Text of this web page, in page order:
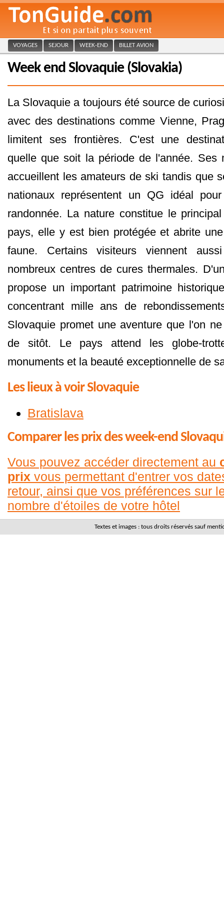
VOYAGES SEJOUR WEEK-END BILLET AVION
Week end Slovaquie (Slovakia)
La Slovaquie a toujours été source de
avec des destinations comme Vienne,
limitent ses frontières. C'est une
quelle que soit la période de l'année. Ses
accueillent les amateurs de ski tandis que
nationaux représentent un QG idéal
randonnée. La nature constitue le
pays, elle y est bien protégée et abrite
faune. Certains visiteurs viennent
nombreux centres de cures thermales.
propose un important patrimoine
concentrant mille ans de
Slovaquie promet une aventure que l'on
de sitôt. Le pays attend les globe-
monuments et la beauté exceptionnelle de
Les lieux à voir Slovaquie
Bratislava
Comparer les prix des week-end
Vous pouvez accéder directement au
prix vous permettant d'entrer vos
retour, ainsi que vos préférences sur
nombre d'étoiles de votre hôtel
Textes et images : tous droits réservés sauf